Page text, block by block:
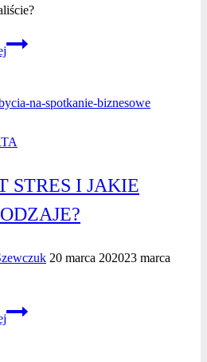
Weekend
z dziećmi?
nasze
na nudę!
STRES I JAKIE
20 marca 202023 marca
Czym